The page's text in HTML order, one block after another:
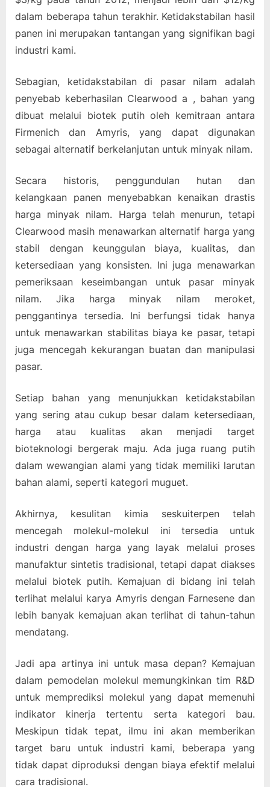
dalam beberapa tahun terakhir. Ketidakstabilan hasil
panen ini merupakan tantangan yang signifikan bagi
industri kami.
Sebagian, ketidakstabilan di pasar nilam adalah
penyebab keberhasilan Clearwood a , bahan yang
dibuat melalui biotek putih oleh kemitraan antara
Firmenich dan Amyris, yang dapat digunakan
sebagai alternatif berkelanjutan untuk minyak nilam.
Secara historis, penggundulan hutan dan
kelangkaan panen menyebabkan kenaikan drastis
harga minyak nilam. Harga telah menurun, tetapi
Clearwood masih menawarkan alternatif harga yang
stabil dengan keunggulan biaya, kualitas, dan
ketersediaan yang konsisten. Ini juga menawarkan
pemeriksaan keseimbangan untuk pasar minyak
nilam. Jika harga minyak nilam meroket,
penggantinya tersedia. Ini berfungsi tidak hanya
untuk menawarkan stabilitas biaya ke pasar, tetapi
juga mencegah kekurangan buatan dan manipulasi
pasar.
Setiap bahan yang menunjukkan ketidakstabilan
yang sering atau cukup besar dalam ketersediaan,
harga atau kualitas akan menjadi target
bioteknologi bergerak maju. Ada juga ruang putih
dalam wewangian alami yang tidak memiliki larutan
bahan alami, seperti kategori muguet.
Akhirnya, kesulitan kimia seskuiterpen telah
mencegah molekul-molekul ini tersedia untuk
industri dengan harga yang layak melalui proses
manufaktur sintetis tradisional, tetapi dapat diakses
melalui biotek putih. Kemajuan di bidang ini telah
terlihat melalui karya Amyris dengan Farnesene dan
lebih banyak kemajuan akan terlihat di tahun-tahun
mendatang.
Jadi apa artinya ini untuk masa depan? Kemajuan
dalam pemodelan molekul memungkinkan tim R&D
untuk memprediksi molekul yang dapat memenuhi
indikator kinerja tertentu serta kategori bau.
Meskipun tidak tepat, ilmu ini akan memberikan
target baru untuk industri kami, beberapa yang
tidak dapat diproduksi dengan biaya efektif melalui
cara tradisional.